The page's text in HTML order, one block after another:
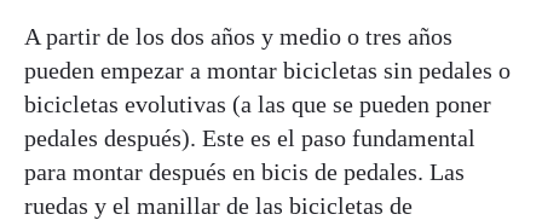
A partir de los dos años y medio o tres años
pueden empezar a montar bicicletas sin pedales o
bicicletas evolutivas (a las que se pueden poner
pedales después). Este es el paso fundamental
para montar después en bicis de pedales. Las
ruedas y el manillar de las bicicletas de